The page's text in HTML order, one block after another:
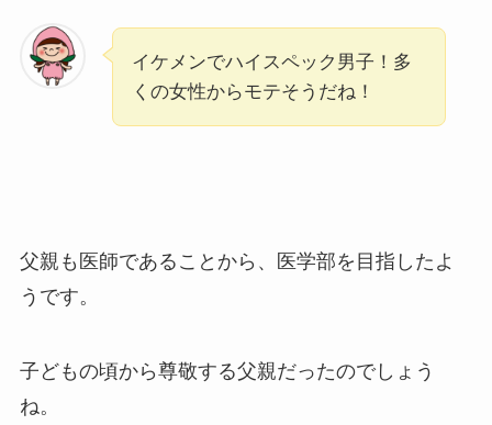
イケメンでハイスペック男子！多
くの女性からモテそうだね！
父親も医師であることから、医学部を目指したよ
うです。
子どもの頃から尊敬する父親だったのでしょう
ね。